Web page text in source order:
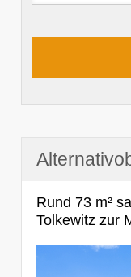
Rund 73 m²
Tolkewitz zur